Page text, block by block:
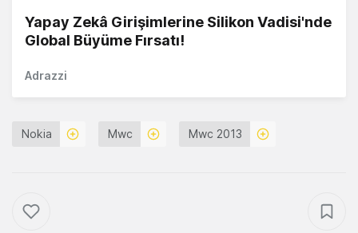
Yapay Zekâ Girişimlerine Silikon Vadisi'nde
Global Büyüme Fırsatı!
Adrazzi
Nokia Mwc Mwc 2013